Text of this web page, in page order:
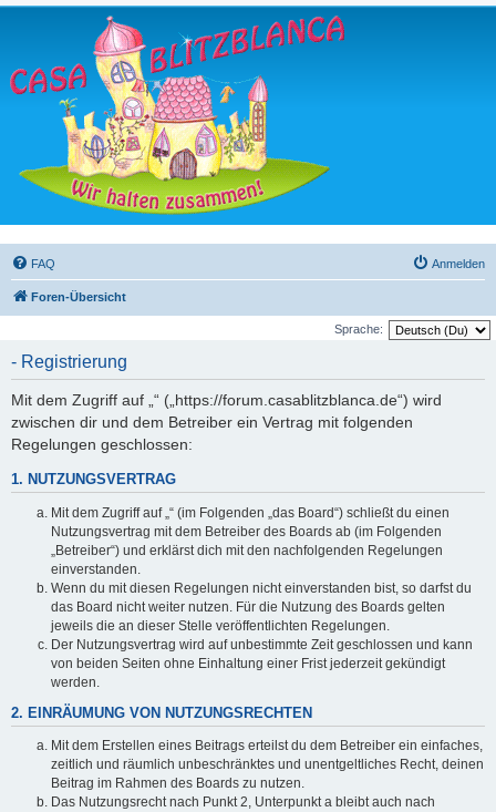
FAQ Anmelden
Foren-Übersicht
Sprache:
- Registrierung
Mit dem Zugriff auf „“ („https://forum.casablitzblanca.de“) wird
zwischen dir und dem Betreiber ein Vertrag mit folgenden
Regelungen geschlossen:
1. NUTZUNGSVERTRAG
Mit dem Zugriff auf „“ (im Folgenden „das Board“) schließt du einen
Nutzungsvertrag mit dem Betreiber des Boards ab (im Folgenden
„Betreiber“) und erklärst dich mit den nachfolgenden Regelungen
einverstanden.
Wenn du mit diesen Regelungen nicht einverstanden bist, so darfst du
das Board nicht weiter nutzen. Für die Nutzung des Boards gelten
jeweils die an dieser Stelle veröffentlichten Regelungen.
Der Nutzungsvertrag wird auf unbestimmte Zeit geschlossen und kann
von beiden Seiten ohne Einhaltung einer Frist jederzeit gekündigt
werden.
2. EINRÄUMUNG VON NUTZUNGSRECHTEN
Mit dem Erstellen eines Beitrags erteilst du dem Betreiber ein einfaches,
zeitlich und räumlich unbeschränktes und unentgeltliches Recht, deinen
Beitrag im Rahmen des Boards zu nutzen.
Das Nutzungsrecht nach Punkt 2, Unterpunkt a bleibt auch nach